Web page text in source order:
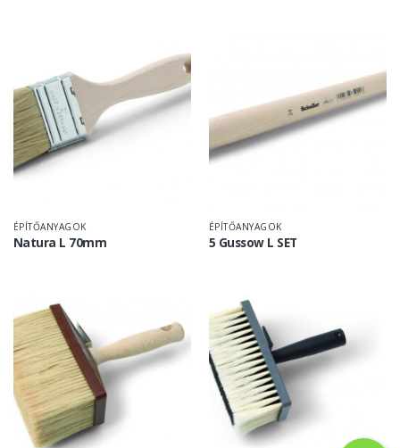
ÉPÍTŐANYAGOK
Natura L 70mm
ÉPÍTŐANYAGOK
5 Gussow L SET